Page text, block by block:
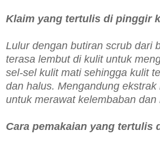
Klaim yang tertulis di pinggir
Lulur dengan butiran scrub dari
terasa lembut di kulit untuk
sel-sel kulit mati sehingga kulit
dan halus. Mengandung
untuk merawat kelembaban dan
Cara pemakaian yang tertulis